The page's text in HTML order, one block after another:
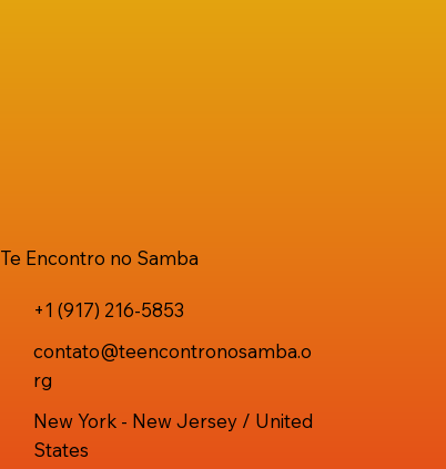
Te Encontro no Samba
+1 (917) 216-5853
contato@teencontronosamba.o
rg
New York - New Jersey / United
States